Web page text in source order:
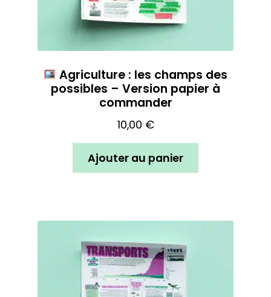
Agriculture : les champs des
possibles – Version papier à
commander
10,00 €
Ajouter au panier